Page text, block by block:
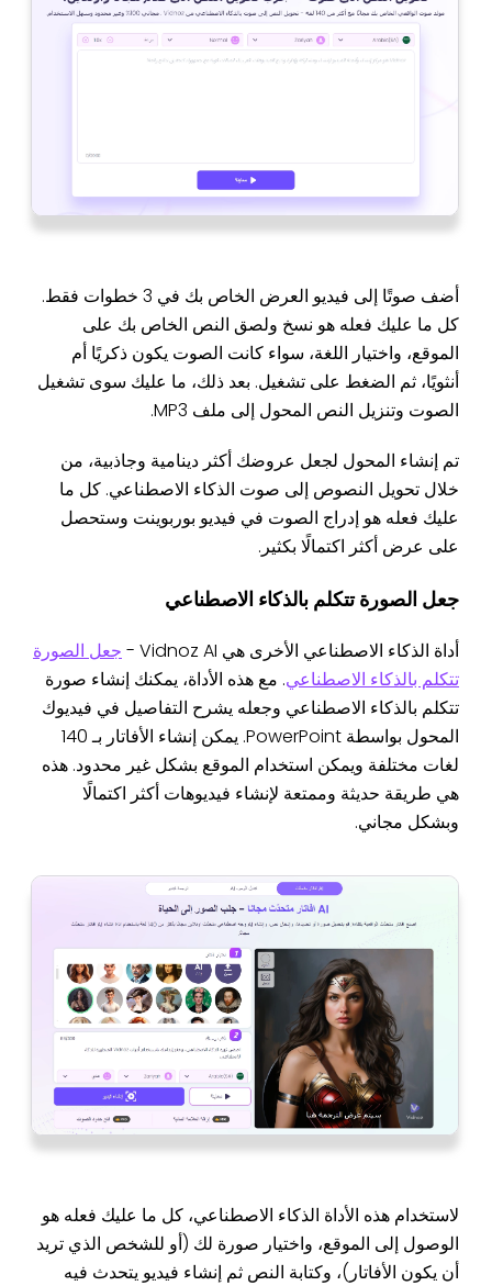
أضف صوتًا إلى فيديو العرض الخاص بك في 3 خطوات فقط.
كل ما عليك فعله هو نسخ ولصق النص الخاص بك على
الموقع، واختيار اللغة، سواء كانت الصوت يكون ذكريًا أم
أنثويًا، ثم الضغط على تشغيل. بعد ذلك، ما عليك سوى تشغيل
الصوت وتنزيل النص المحول إلى ملف MP3.
تم إنشاء المحول لجعل عروضك أكثر دينامية وجاذبية، من
خلال تحويل النصوص إلى صوت الذكاء الاصطناعي. كل ما
عليك فعله هو إدراج الصوت في فيديو بوربوينت وستحصل
على عرض أكثر اكتمالًا بكثير.
جعل الصورة تتكلم بالذكاء الاصطناعي
أداة الذكاء الاصطناعي الأخرى هي Vidnoz AI -
جعل الصورة
تتكلم بالذكاء الاصطناعي. مع هذه الأداة، يمكنك إنشاء صورة
تتكلم بالذكاء الاصطناعي وجعله يشرح التفاصيل في فيديوك
المحول بواسطة PowerPoint. يمكن إنشاء الأفاتار بـ 140
لغات مختلفة ويمكن استخدام الموقع بشكل غير محدود. هذه
هي طريقة حديثة وممتعة لإنشاء فيديوهات أكثر اكتمالًا
وبشكل مجاني.
لاستخدام هذه الأداة الذكاء الاصطناعي، كل ما عليك فعله هو
الوصول إلى الموقع، واختيار صورة لك (أو للشخص الذي تريد
أن يكون الأفاتار)، وكتابة النص ثم إنشاء فيديو يتحدث فيه